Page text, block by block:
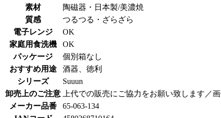
素材
陶磁器・日本製/美濃焼
質感
つるつる・ざらざら
電子レンジ
OK
家庭用食洗機
OK
パッケージ
個別箱なし
おすすめ用途
酒器、徳利
シリーズ
Suuun
卸売上のご注意
上代での販売にご協力をお願い致します／
メーカー品番
65-063-134